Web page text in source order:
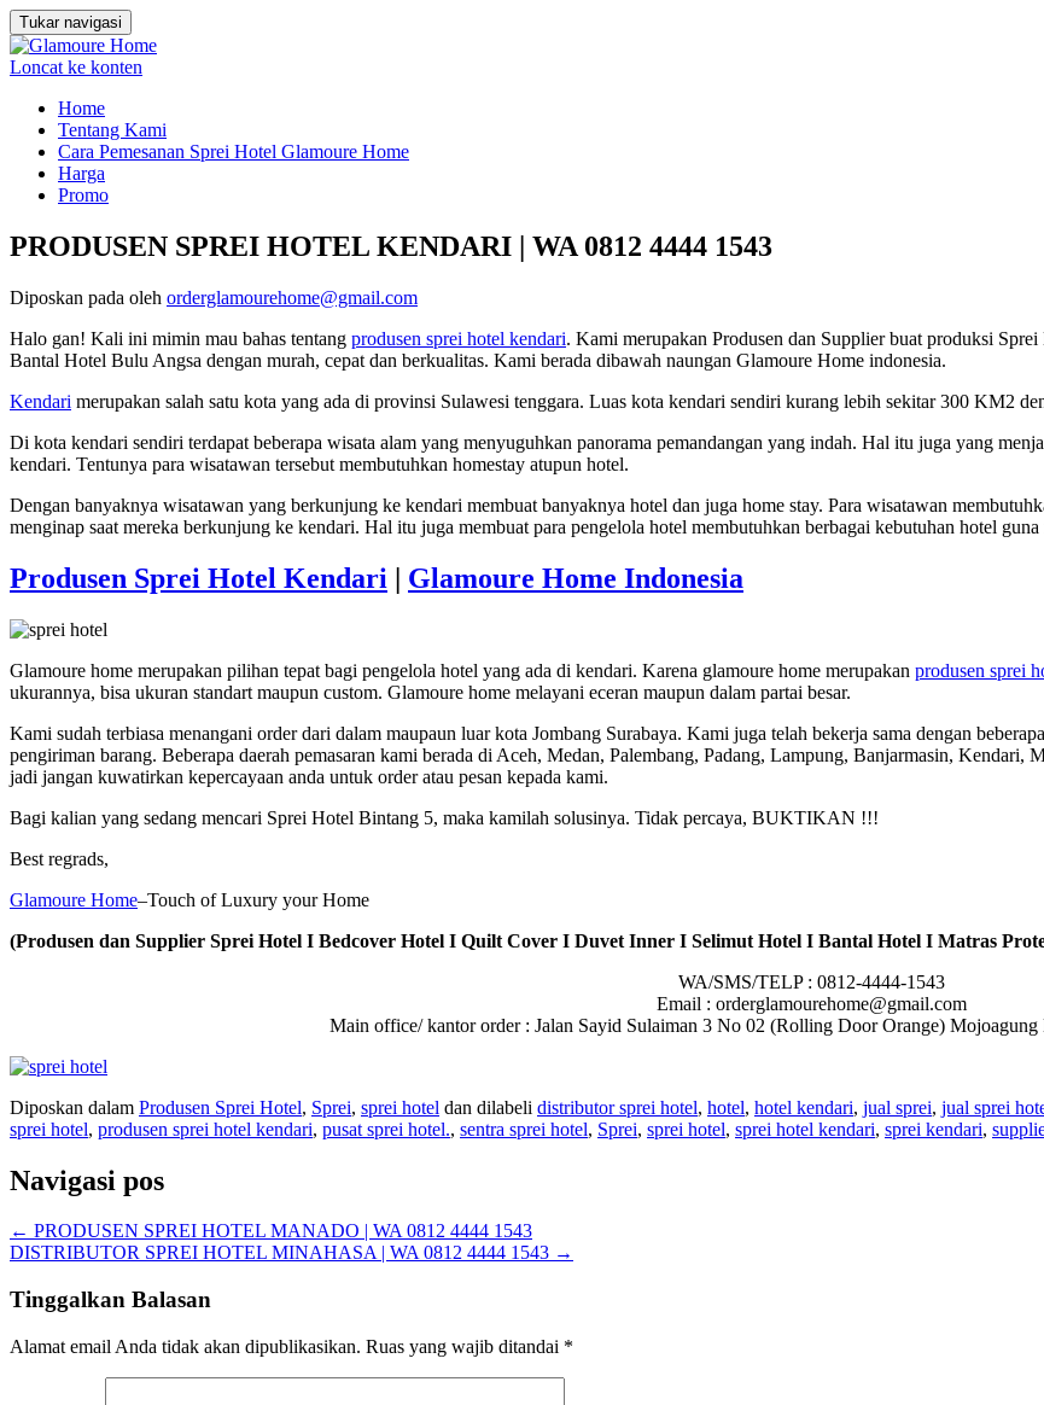
Tukar navigasi
Loncat ke konten
Home
Tentang Kami
Cara Pemesanan Sprei Hotel Glamoure Home
Harga
Promo
PRODUSEN SPREI HOTEL KENDARI | WA 0812 4444 1543
Diposkan pada oleh orderglamourehome@gmail.com
Halo gan! Kali ini mimin mau bahas tentang produsen sprei hotel kendari. Kami merupakan Produsen dan Supplier buat produksi
Bantal Hotel Bulu Angsa dengan murah, cepat dan berkualitas. Kami berada dibawah naungan Glamoure Home indonesia.
Kendari merupakan salah satu kota yang ada di provinsi Sulawesi tenggara. Luas kota kendari sendiri kurang lebih sekitar 300 KM2
Di kota kendari sendiri terdapat beberapa wisata alam yang menyuguhkan panorama pemandangan yang indah. Hal itu juga yang
kendari. Tentunya para wisatawan tersebut membutuhkan homestay atupun hotel.
Dengan banyaknya wisatawan yang berkunjung ke kendari membuat banyaknya hotel dan juga home stay. Para wisatawan
menginap saat mereka berkunjung ke kendari. Hal itu juga membuat para pengelola hotel membutuhkan berbagai kebutuhan hotel
Produsen Sprei Hotel Kendari | Glamoure Home Indonesia
Glamoure home merupakan pilihan tepat bagi pengelola hotel yang ada di kendari. Karena glamoure home merupakan produsen sprei
ukurannya, bisa ukuran standart maupun custom. Glamoure home melayani eceran maupun dalam partai besar.
Kami sudah terbiasa menangani order dari dalam maupaun luar kota Jombang Surabaya. Kami juga telah bekerja sama dengan
pengiriman barang. Beberapa daerah pemasaran kami berada di Aceh, Medan, Palembang, Padang, Lampung, Banjarmasin,
jadi jangan kuwatirkan kepercayaan anda untuk order atau pesan kepada kami.
Bagi kalian yang sedang mencari Sprei Hotel Bintang 5, maka kamilah solusinya. Tidak percaya, BUKTIKAN !!!
Best regrads,
Glamoure Home–Touch of Luxury your Home
(Produsen dan Supplier Sprei Hotel I Bedcover Hotel I Quilt Cover I Duvet Inner I Selimut Hotel I Bantal Hotel I Matras
WA/SMS/TELP : 0812-4444-1543
Email : orderglamourehome@gmail.com
Main office/ kantor order : Jalan Sayid Sulaiman 3 No 02 (Rolling Door Orange) Mojoagung
Diposkan dalam Produsen Sprei Hotel, Sprei, sprei hotel dan dilabeli distributor sprei hotel, hotel, hotel kendari, jual sprei, jual sprei
sprei hotel, produsen sprei hotel kendari, pusat sprei hotel., sentra sprei hotel, Sprei, sprei hotel, sprei hotel kendari, sprei kendari,
Navigasi pos
← PRODUSEN SPREI HOTEL MANADO | WA 0812 4444 1543
DISTRIBUTOR SPREI HOTEL MINAHASA | WA 0812 4444 1543 →
Tinggalkan Balasan
Alamat email Anda tidak akan dipublikasikan. Ruas yang wajib ditandai *